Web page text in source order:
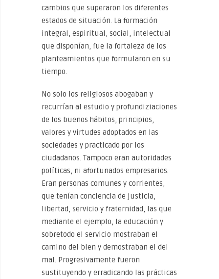
cambios que superaron los diferentes
estados de situación. La formación
integral, espiritual, social, intelectual
que disponían, fue la fortaleza de los
planteamientos que formularon en su
tiempo.
No solo los religiosos abogaban y
recurrían al estudio y profundiziaciones
de los buenos hábitos, principios,
valores y virtudes adoptados en las
sociedades y practicado por los
ciudadanos. Tampoco eran autoridades
políticas, ni afortunados empresarios.
Eran personas comunes y corrientes,
que tenían conciencia de justicia,
libertad, servicio y fraternidad, las que
mediante el ejemplo, la educación y
sobretodo el servicio mostraban el
camino del bien y demostraban el del
mal. Progresivamente fueron
sustituyendo y erradicando las prácticas